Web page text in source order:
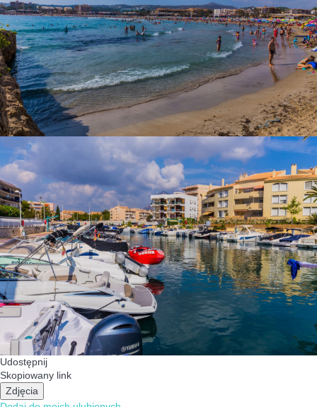
Udostępnij
Skopiowany link
Zdjęcia